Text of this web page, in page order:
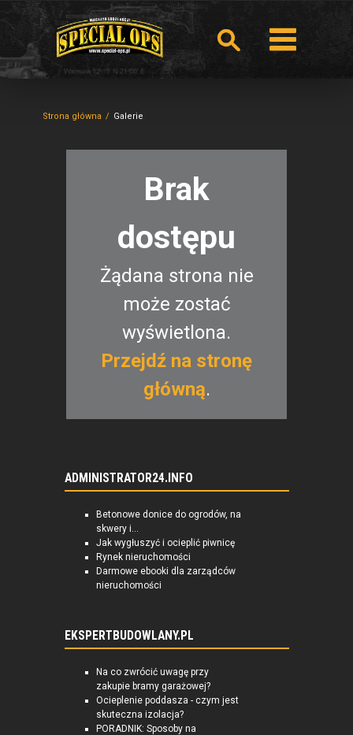
Strona główna Galerie
Brak
dostępu
Żądana strona nie
może zostać
wyświetlona.
Przejdź na stronę
główną.
ADMINISTRATOR24.INFO
Betonowe donice do ogrodów, na
skwery i...
Jak wygłuszyć i ocieplić piwnicę
Rynek nieruchomości
Darmowe ebooki dla zarządców
nieruchomości
EKSPERTBUDOWLANY.PL
Na co zwrócić uwagę przy
zakupie bramy garażowej?
Ocieplenie poddasza - czym jest
skuteczna izolacja?
PORADNIK: Sposoby na